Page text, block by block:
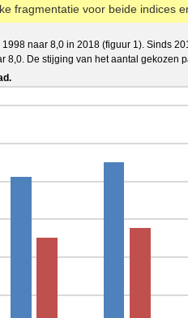
fragmentatie voor beide indices
naar 8,0 in 2018 (figuur 1). Sinds
De stijging van het aantal gekozen